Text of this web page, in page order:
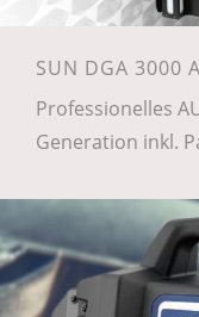
SUN DGA 3000
Professionelles
Generation inkl.